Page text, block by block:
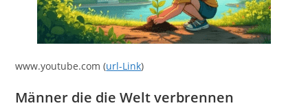
www.youtube.com (url-Link)
Männer die die Welt verbrennen